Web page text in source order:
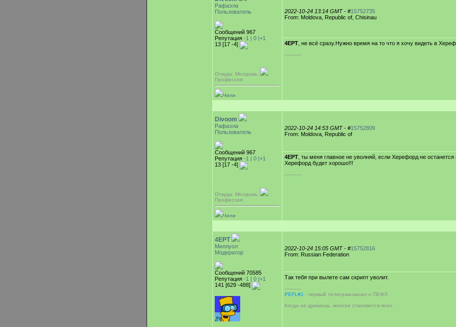
Рафаэла
Пользователь
Сообщений 967
Репутация -1 | 0 |+1
13 [17 -4]
Откуда: Молдова,
Профессия:
Чили
2022-10-24 13:14 GMT- #15752735
From: Moldova, Republic of, Chisinau
4EPT , не всё сразу.Нужно время на то что я хочу видеть в
-----------
Divoom
Рафаэла
Пользователь
Сообщений 967
Репутация -1 | 0 |+1
13 [17 -4]
Откуда: Молдова,
Профессия:
Чили
2022-10-24 14:53 GMT- #15752809
From: Moldova, Republic of
4EPT , ты меня главное не уволняй, если Херефорд не
Херефорд будет хорошо!!!
-----------
4EPT
Миллуол
Модератор
Сообщений 70585
Репутация -1 | 0 |+1
141 [629 -488]
2022-10-24 15:05 GMT- #15752816
From: Russian Federation
Так тебя при вылете сам скрипт уволит.
-----------
PEFL#1 - первый телеграм-канал о ПЕФЛ
Когда не думаешь, многое становится ясно